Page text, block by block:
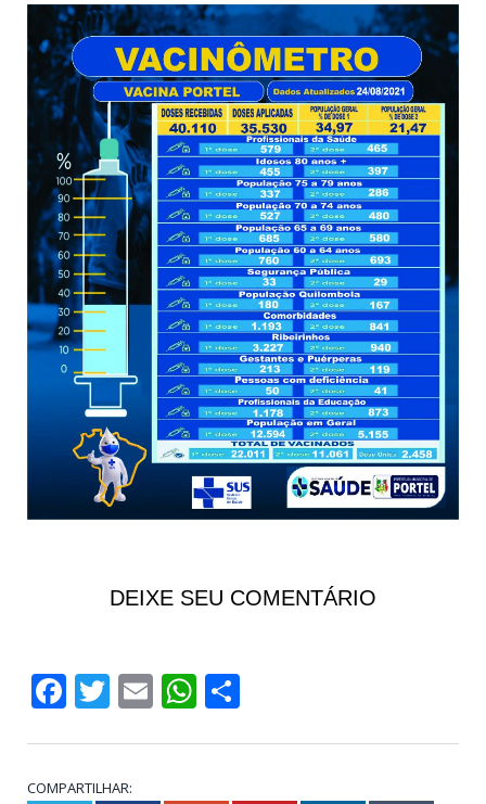
DEIXE SEU COMENTÁRIO
Facebook
Twitter
EmailWhatsApp
COMPARTILHAR: